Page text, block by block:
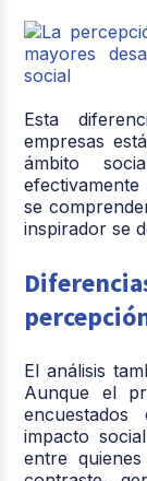
Esta
empresas
ámbito
se
inspirador se
El análisis
Aunque el
impacto
entre